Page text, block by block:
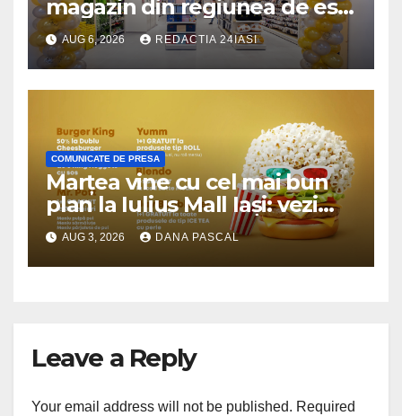
magazin din regiunea de est,
la Iulius Mall Iași: peste
10.000 de produse, la prețuri
avantajoase
AUG 6, 2026 REDACTIA 24IASI
COMUNICATE DE PRESA
Marțea vine cu cel mai bun
plan la Iulius Mall Iași: vezi
„Odiseea” și „Omul-Păianjen:
O nouă zi”, la preț special
AUG 3, 2026 DANA PASCAL
Leave a Reply
Your email address will not be published. Required